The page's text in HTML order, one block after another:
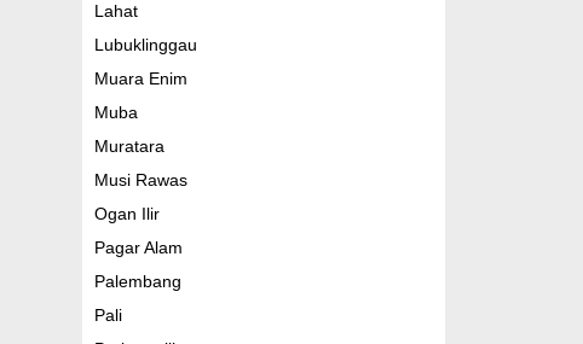
Lahat
Lubuklinggau
Muara Enim
Muba
Muratara
Musi Rawas
Ogan Ilir
Pagar Alam
Palembang
Pali